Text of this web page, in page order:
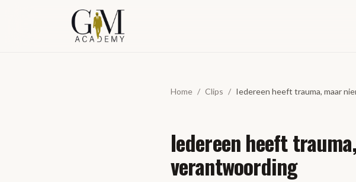
Home / Clips / Iedereen heeft trauma, maar
Iedereen heeft
verantwoording